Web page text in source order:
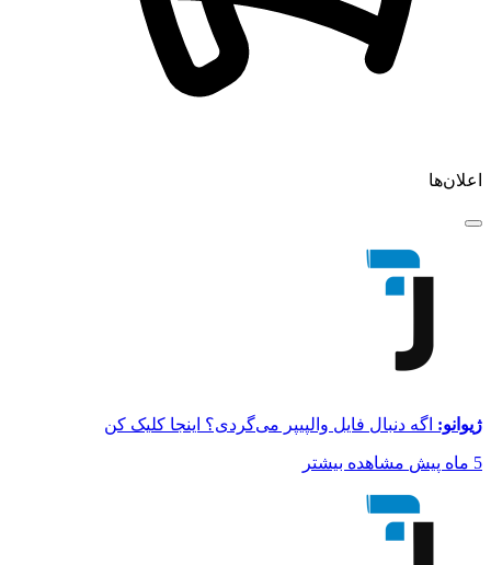
اعلان‌ها
ژیوانو: اگه دنبال فایل والپیپر می‌گردی؟ اینجا کلیک کن
5 ماه پیش مشاهده بیشتر